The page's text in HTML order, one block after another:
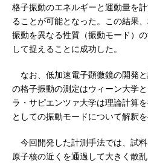
格子振動のエネルギーと運動量を
ることが可能となった。この結果
振動を異なる性質（振動モード）の
して捉えることに成功した。
なお、低加速電子顕微鏡の開発
の格子振動の測定はウィーン大学
ラ・サピエンツァ大学は理論計算
としての振動モードについて解釈を
今回開発した計測手法では、試料
原子核の近くを通過して大きく散